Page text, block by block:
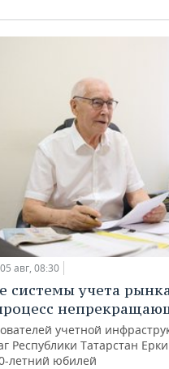
05 авг, 08:30
системы учета
учетной
Республики Татарстан
летний юбилей